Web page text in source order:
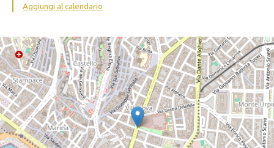
Aggiungi al calendario